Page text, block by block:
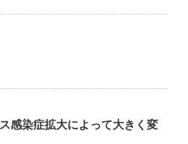
感染症拡大によって大きく変